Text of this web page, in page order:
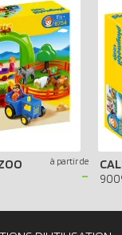
à partir de
-